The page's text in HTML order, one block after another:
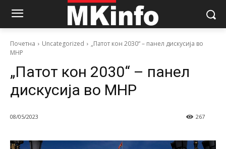
Почетна Uncategorized
„Патот кон 2030“ – панел дискусија во
МНР
„Патот кон 2030“ – панел
дискусија во МНР
08/05/2023 267